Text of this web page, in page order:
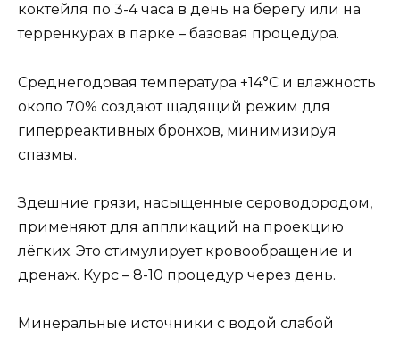
коктейля по 3-4 часа в день на берегу или на
терренкурах в парке – базовая процедура.
Среднегодовая температура +14°C и влажность
около 70% создают щадящий режим для
гиперреактивных бронхов, минимизируя
спазмы.
Здешние грязи, насыщенные сероводородом,
применяют для аппликаций на проекцию
лёгких. Это стимулирует кровообращение и
дренаж. Курс – 8-10 процедур через день.
Минеральные источники с водой слабой